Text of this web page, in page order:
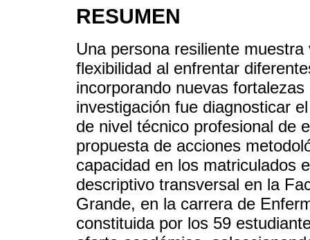
RESUMEN
Una persona resiliente
flexibilidad al enfrentar
incorporando nuevas
investigación fue diagnosticar
de nivel técnico profesional de
propuesta de acciones
capacidad en los matriculados
descriptivo transversal en la
Grande, en la carrera de
constituida por los 59